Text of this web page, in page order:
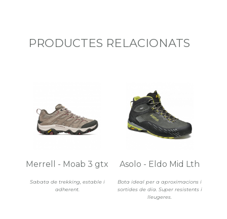
PRODUCTES RELACIONATS
Sabata de trekking, estable i
adherent.
Merrell - Moab 3 gtx
Bota ideal per a aproximacions i
sortides de dia. Super resistents i
lleugeres.
Asolo - Eldo Mid Lth